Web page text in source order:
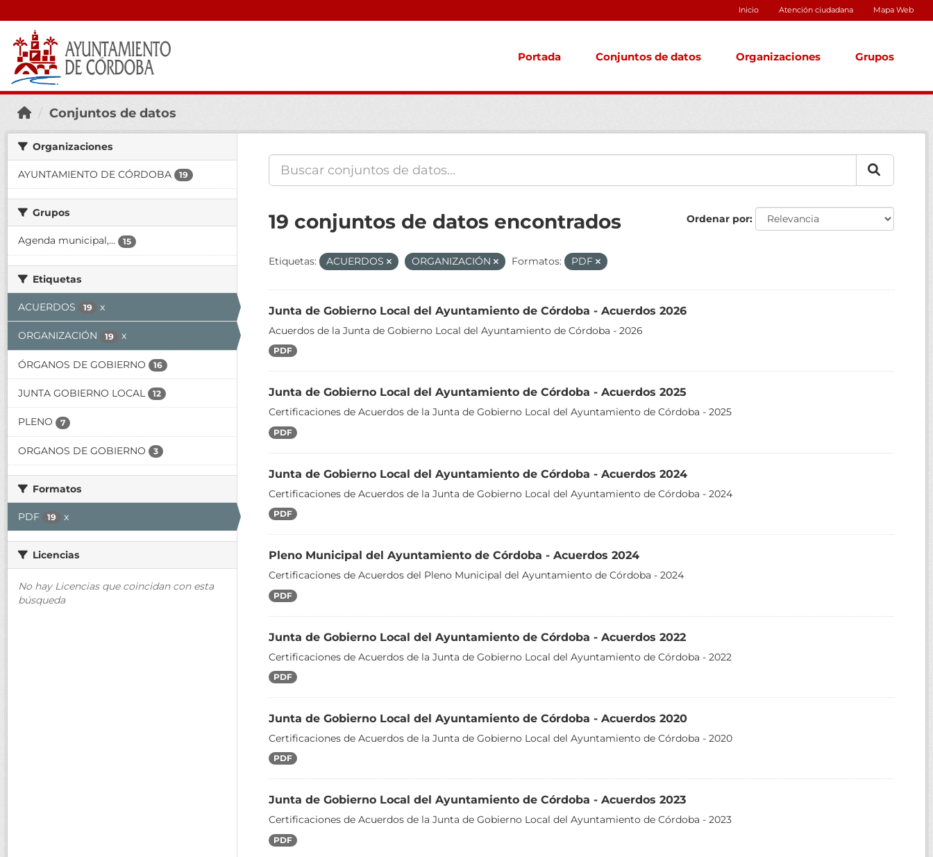
Inicio Atención ciudadana Mapa Web
Portada Conjuntos de datos Organizaciones Grupos
Conjuntos de datos
Organizaciones
AYUNTAMIENTO DE CÓRDOBA 19
Grupos
Agenda municipal,... 15
Etiquetas
ACUERDOS 19 x
ORGANIZACIÓN 19 x
ÓRGANOS DE GOBIERNO 16
JUNTA GOBIERNO LOCAL 12
PLENO 7
ORGANOS DE GOBIERNO 3
Formatos
PDF 19 x
Licencias
No hay Licencias que coincidan con esta
búsqueda
Ordenar por
19 conjuntos de datos encontrados
Etiquetas: ACUERDOS ORGANIZACIÓN Formatos: PDF
Junta de Gobierno Local del Ayuntamiento de Córdoba - Acuerdos 2026
Acuerdos de la Junta de Gobierno Local del Ayuntamiento de Córdoba - 2026
PDF
Junta de Gobierno Local del Ayuntamiento de Córdoba - Acuerdos 2025
Certificaciones de Acuerdos de la Junta de Gobierno Local del Ayuntamiento de Córdoba - 2025
PDF
Junta de Gobierno Local del Ayuntamiento de Córdoba - Acuerdos 2024
Certificaciones de Acuerdos de la Junta de Gobierno Local del Ayuntamiento de Córdoba - 2024
PDF
Pleno Municipal del Ayuntamiento de Córdoba - Acuerdos 2024
Certificaciones de Acuerdos del Pleno Municipal del Ayuntamiento de Córdoba - 2024
PDF
Junta de Gobierno Local del Ayuntamiento de Córdoba - Acuerdos 2022
Certificaciones de Acuerdos de la Junta de Gobierno Local del Ayuntamiento de Córdoba - 2022
PDF
Junta de Gobierno Local del Ayuntamiento de Córdoba - Acuerdos 2020
Certificaciones de Acuerdos de la Junta de Gobierno Local del Ayuntamiento de Córdoba - 2020
PDF
Junta de Gobierno Local del Ayuntamiento de Córdoba - Acuerdos 2023
Certificaciones de Acuerdos de la Junta de Gobierno Local del Ayuntamiento de Córdoba - 2023
PDF